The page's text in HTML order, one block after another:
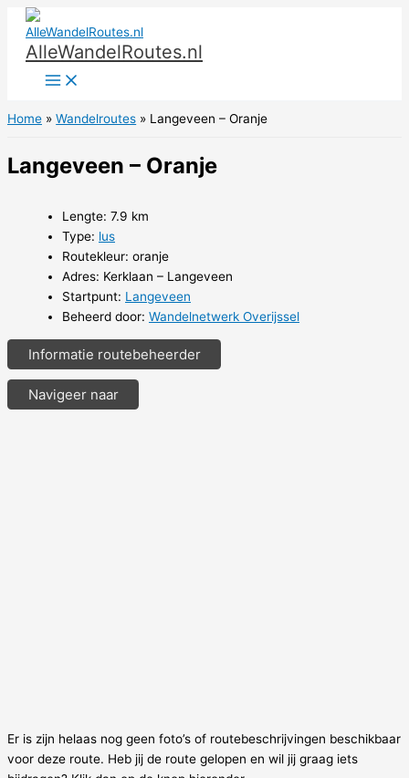
naar
inhoud
AlleWandelRoutes.nl
Home Wandelroutes Langeveen – Oranje
Langeveen – Oranje
Lengte: 7.9 km
Type: lus
Routekleur: oranje
Adres: Kerklaan – Langeveen
Startpunt: Langeveen
Beheerd door: Wandelnetwerk Overijssel
Informatie routebeheerder
Navigeer naar
Er is zijn helaas nog geen foto’s of routebeschrijvingen beschikbaar
voor deze route. Heb jij de route gelopen en wil jij graag iets